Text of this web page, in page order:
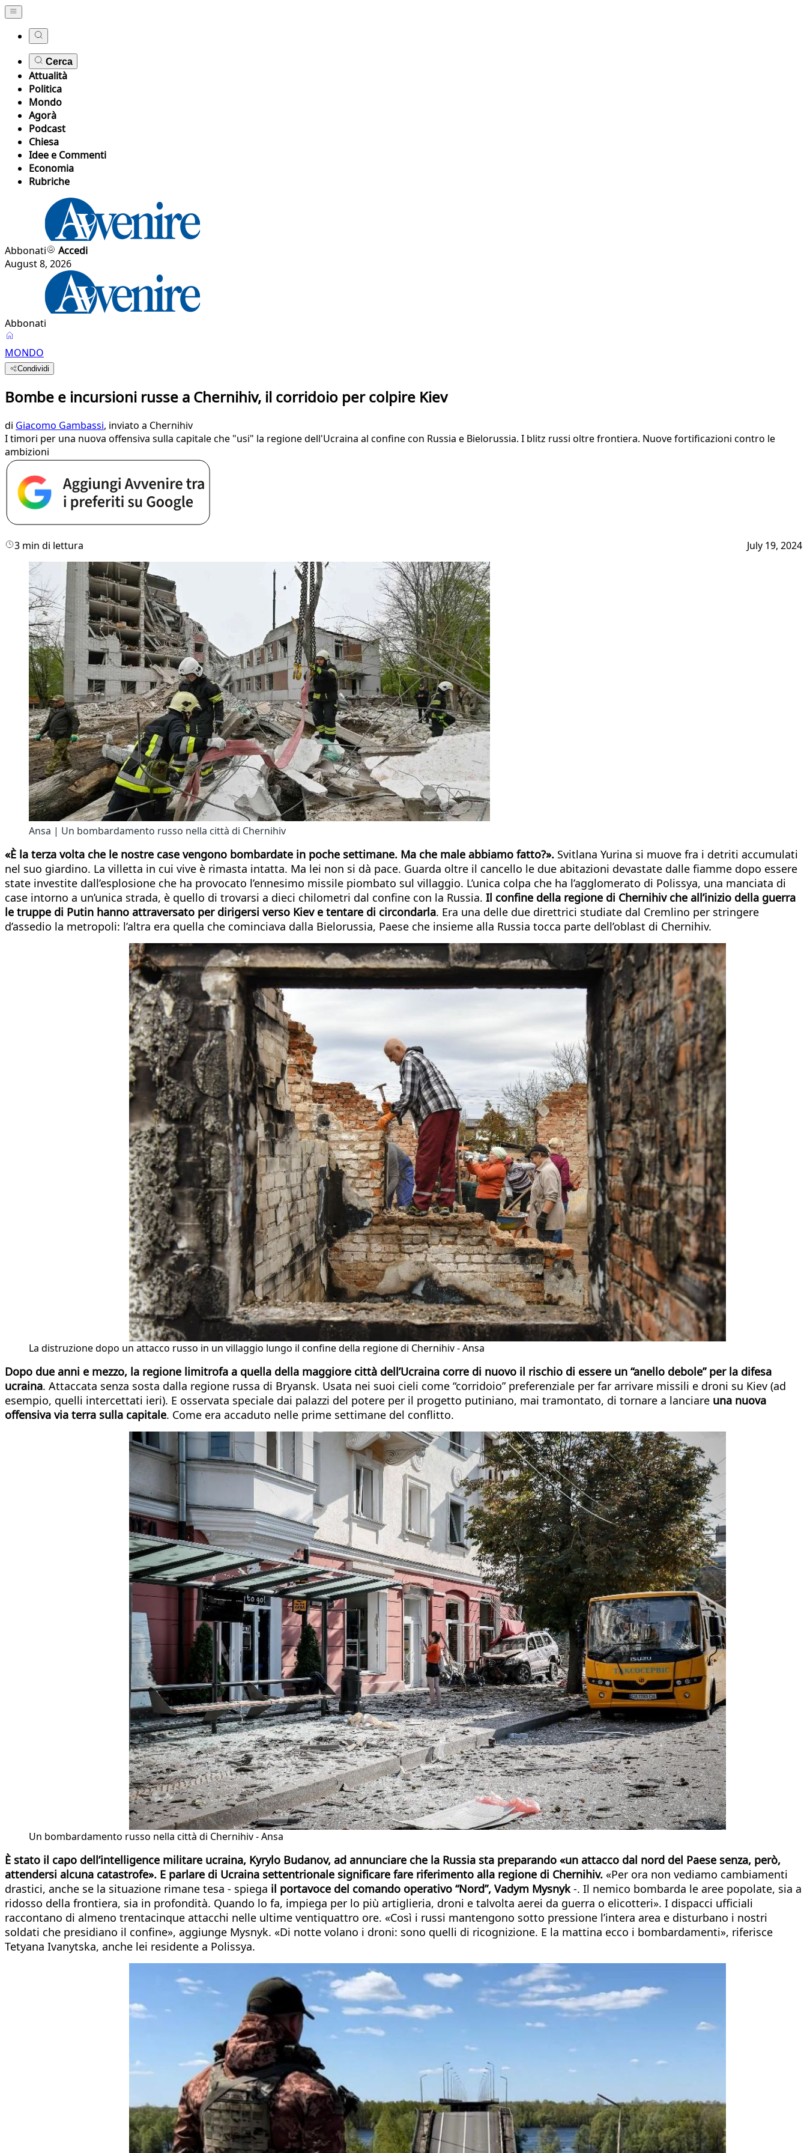
Cerca
Attualità
Politica
Mondo
Agorà
Podcast
Chiesa
Idee e Commenti
Economia
Rubriche
Abbonati
Accedi
August 8, 2026
Abbonati
MONDO
Condividi
Bombe e incursioni russe a Chernihiv, il corridoio per colpire Kiev
di Giacomo Gambassi, inviato a Chernihiv
I timori per una nuova offensiva sulla capitale che "usi" la regione dell'Ucraina al confine con Russia e Bielorussia. I blitz russi oltre frontiera. Nuove fortificazioni contro le
ambizioni
3 min di lettura July 19, 2024
Ansa | Un bombardamento russo nella città di Chernihiv
«È la terza volta che le nostre case vengono bombardate in poche settimane. Ma che male abbiamo fatto?». Svitlana Yurina si muove fra i detriti accumulati
nel suo giardino. La villetta in cui vive è rimasta intatta. Ma lei non si dà pace. Guarda oltre il cancello le due abitazioni devastate dalle fiamme dopo essere
state investite dall’esplosione che ha provocato l’ennesimo missile piombato sul villaggio. L’unica colpa che ha l’agglomerato di Polissya, una manciata di
case intorno a un’unica strada, è quello di trovarsi a dieci chilometri dal confine con la Russia. Il confine della regione di Chernihiv che all’inizio della guerra
le truppe di Putin hanno attraversato per dirigersi verso Kiev e tentare di circondarla. Era una delle due direttrici studiate dal Cremlino per stringere
d’assedio la metropoli: l’altra era quella che cominciava dalla Bielorussia, Paese che insieme alla Russia tocca parte dell’oblast di Chernihiv.
La distruzione dopo un attacco russo in un villaggio lungo il confine della regione di Chernihiv - Ansa
Dopo due anni e mezzo, la regione limitrofa a quella della maggiore città dell’Ucraina corre di nuovo il rischio di essere un “anello debole” per la difesa
ucraina. Attaccata senza sosta dalla regione russa di Bryansk. Usata nei suoi cieli come “corridoio” preferenziale per far arrivare missili e droni su Kiev (ad
esempio, quelli intercettati ieri). E osservata speciale dai palazzi del potere per il progetto putiniano, mai tramontato, di tornare a lanciare una nuova
offensiva via terra sulla capitale. Come era accaduto nelle prime settimane del conflitto.
Un bombardamento russo nella città di Chernihiv - Ansa
È stato il capo dell’intelligence militare ucraina, Kyrylo Budanov, ad annunciare che la Russia sta preparando «un attacco dal nord del Paese senza, però,
attendersi alcuna catastrofe». E parlare di Ucraina settentrionale significare fare riferimento alla regione di Chernihiv. «Per ora non vediamo cambiamenti
drastici, anche se la situazione rimane tesa - spiega il portavoce del comando operativo “Nord”, Vadym Mysnyk-. Il nemico bombarda le aree popolate, sia a
ridosso della frontiera, sia in profondità. Quando lo fa, impiega per lo più artiglieria, droni e talvolta aerei da guerra o elicotteri». I dispacci ufficiali
raccontano di almeno trentacinque attacchi nelle ultime ventiquattro ore. «Così i russi mantengono sotto pressione l’intera area e disturbano i nostri
soldati che presidiano il confine», aggiunge Mysnyk. «Di notte volano i droni: sono quelli di ricognizione. E la mattina ecco i bombardamenti», riferisce
Tetyana Ivanytska, anche lei residente a Polissya.